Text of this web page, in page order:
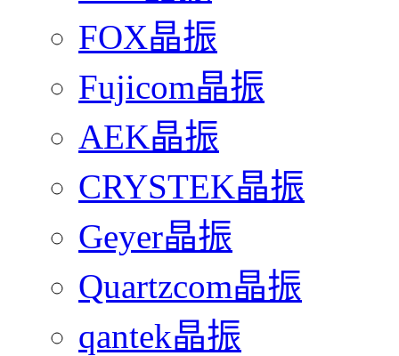
FOX晶振
Fujicom晶振
AEK晶振
CRYSTEK晶振
Geyer晶振
Quartzcom晶振
qantek晶振